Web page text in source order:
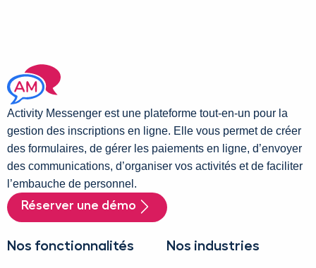
Activity Messenger est une plateforme tout-en-un pour la
gestion des inscriptions en ligne. Elle vous permet de créer
des formulaires, de gérer les paiements en ligne, d’envoyer
des communications, d’organiser vos activités et de faciliter
l’embauche de personnel.
Réserver une démo
Nos fonctionnalités Nos industries